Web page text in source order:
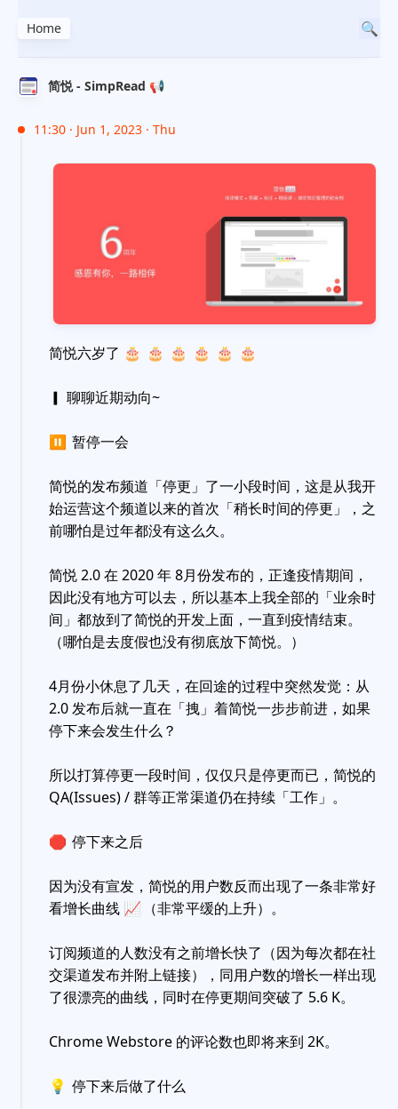
简悦 - SimpRead 📢
11:30 · Jun 1, 2023 · Thu
简悦六岁了 🎂 🎂 🎂 🎂 🎂 🎂
▎ 聊聊近期动向~
⏸ 暂停一会
简悦的发布频道「停更」了一小段时间，这是从我开
始运营这个频道以来的首次「稍长时间的停更」，之
前哪怕是过年都没有这么久。
简悦 2.0 在 2020 年 8月份发布的，正逢疫情期间，
因此没有地方可以去，所以基本上我全部的「业余时
间」都放到了简悦的开发上面，一直到疫情结束。
（哪怕是去度假也没有彻底放下简悦。）
4月份小休息了几天，在回途的过程中突然发觉：从
2.0 发布后就一直在「拽」着简悦一步步前进，如果
停下来会发生什么？
所以打算停更一段时间，仅仅只是停更而已，简悦的
QA(Issues) / 群等正常渠道仍在持续「工作」。
🛑 停下来之后
因为没有宣发，简悦的用户数反而出现了一条非常好
看增长曲线 📈 （非常平缓的上升）。
订阅频道的人数没有之前增长快了（因为每次都在社
交渠道发布并附上链接），同用户数的增长一样出现
了很漂亮的曲线，同时在停更期间突破了 5.6 K。
Chrome Webstore 的评论数也即将来到 2K。
💡 停下来后做了什么
Home